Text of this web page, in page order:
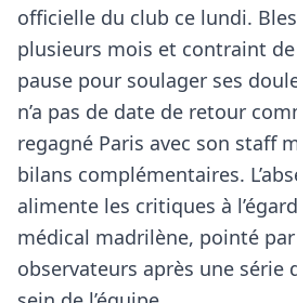
officielle du club ce lundi.
plusieurs mois et contraint
pause pour soulager ses
n’a pas de date de retour
regagné Paris avec son staff
bilans complémentaires.
alimente les critiques à
médical madrilène, pointé
observateurs après une série